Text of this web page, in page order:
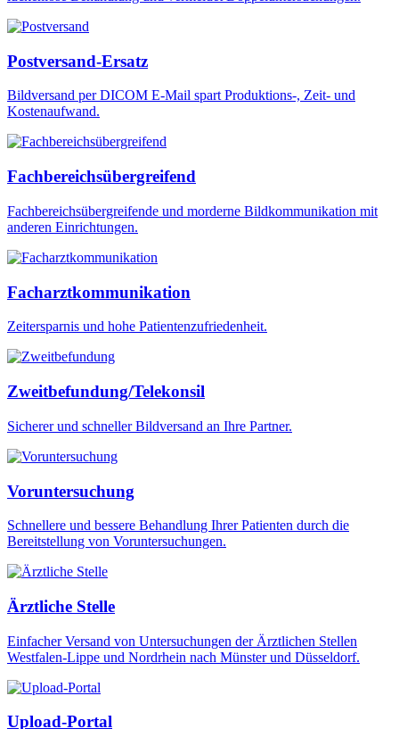
Postversand-Ersatz
Bildversand per DICOM E-Mail spart Produktions-, Zeit- und
Kostenaufwand.
Fachbereichsübergreifend
Fachbereichsübergreifende und morderne Bildkommunikation mit
anderen Einrichtungen.
Facharztkommunikation
Zeitersparnis und hohe Patientenzufriedenheit.
Zweitbefundung/Telekonsil
Sicherer und schneller Bildversand an Ihre Partner.
Voruntersuchung
Schnellere und bessere Behandlung Ihrer Patienten durch die
Bereitstellung von Voruntersuchungen.
Ärztliche Stelle
Einfacher Versand von Untersuchungen der Ärztlichen Stellen
Westfalen-Lippe und Nordrhein nach Münster und Düsseldorf.
Upload-Portal